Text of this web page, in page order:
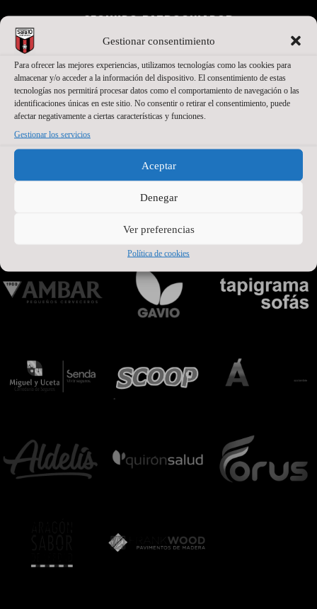
Gestionar consentimiento
Para ofrecer las mejores experiencias, utilizamos tecnologías como las cookies para
almacenar y/o acceder a la información del dispositivo. El consentimiento de estas
tecnologías nos permitirá procesar datos como el comportamiento de navegación o las
identificaciones únicas en este sitio. No consentir o retirar el consentimiento, puede
afectar negativamente a ciertas características y funciones.
Gestionar los servicios
Aceptar
Denegar
Ver preferencias
Política de cookies
SEGUNDO PATROCINADOR